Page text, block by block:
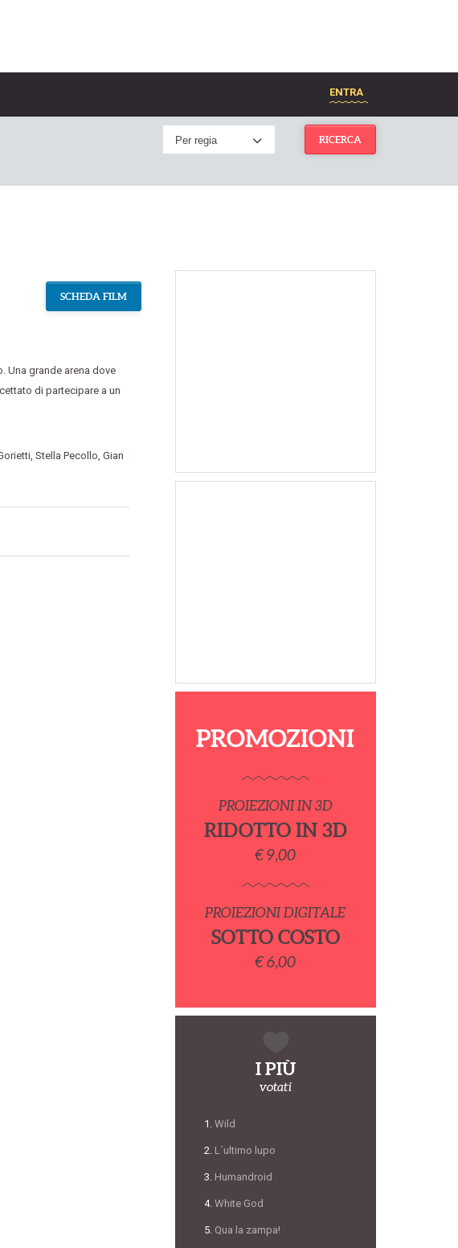
ENTRA
Per regia RICERCA
Una grande arena dove
di partecipare a un
, Stella Pecollo, Gian
SCHEDA FILM
PROMOZIONI
PROIEZIONI IN 3D
RIDOTTO IN 3D
€ 9,00
PROIEZIONI DIGITALE
SOTTO COSTO
€ 6,00
I PIÙ
votati
Wild
L´ultimo lupo
Humandroid
White God
Qua la zampa!